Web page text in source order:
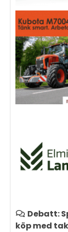
Debatt:
köp med